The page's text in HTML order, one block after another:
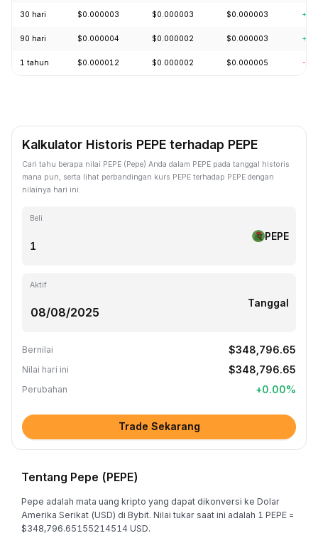
30 hari $0.000003 $0.000003 $0.000003
90 hari $0.000004 $0.000002 $0.000003
1 tahun $0.000012 $0.000002 $0.000005 -
Kalkulator Historis PEPE terhadap PEPE
Cari tahu berapa nilai PEPE (Pepe) Anda dalam PEPE pada tanggal historis
mana pun, serta lihat perbandingan kurs PEPE terhadap PEPE dengan
nilainya hari ini.
Beli
PEPE
Aktif
Tanggal
Bernilai $348,796.65
Nilai hari ini $348,796.65
Perubahan +0.00%
Trade Sekarang
Tentang Pepe (PEPE)
Pepe adalah mata uang kripto yang dapat dikonversi ke Dolar
Amerika Serikat (USD) di Bybit. Nilai tukar saat ini adalah 1 PEPE =
$348,796.65155214514 USD.